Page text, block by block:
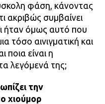
φάση, κάνοντας
ακριβώς συμβαίνει
ήταν όμως αυτό που
τόσο αινιγματική και
ποια είναι η
λεγόμενά της;
την
χιούμορ